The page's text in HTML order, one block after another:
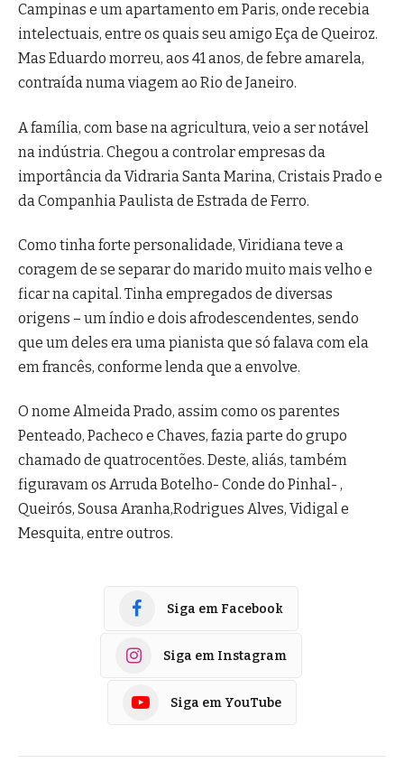
Campinas e um apartamento em Paris, onde recebia
intelectuais, entre os quais seu amigo Eça de Queiroz.
Mas Eduardo morreu, aos 41 anos, de febre amarela,
contraída numa viagem ao Rio de Janeiro.
A família, com base na agricultura, veio a ser notável
na indústria. Chegou a controlar empresas da
importância da Vidraria Santa Marina, Cristais Prado e
da Companhia Paulista de Estrada de Ferro.
Como tinha forte personalidade, Viridiana teve a
coragem de se separar do marido muito mais velho e
ficar na capital. Tinha empregados de diversas
origens – um índio e dois afrodescendentes, sendo
que um deles era uma pianista que só falava com ela
em francês, conforme lenda que a envolve.
O nome Almeida Prado, assim como os parentes
Penteado, Pacheco e Chaves, fazia parte do grupo
chamado de quatrocentões. Deste, aliás, também
figuravam os Arruda Botelho- Conde do Pinhal- ,
Queirós, Sousa Aranha,Rodrigues Alves, Vidigal e
Mesquita, entre outros.
Siga em Facebook
Siga em Instagram
Siga em YouTube